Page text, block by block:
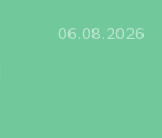
06.08.2026